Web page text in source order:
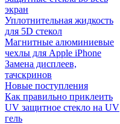
экран
Уплотнительная жидкость
для 5D стекол
Магнитные алюминиевые
чехлы для Apple iPhone
Замена дисплеев,
тачскринов
Новые поступления
Как правильно приклеить
UV защитное стекло на UV
гель